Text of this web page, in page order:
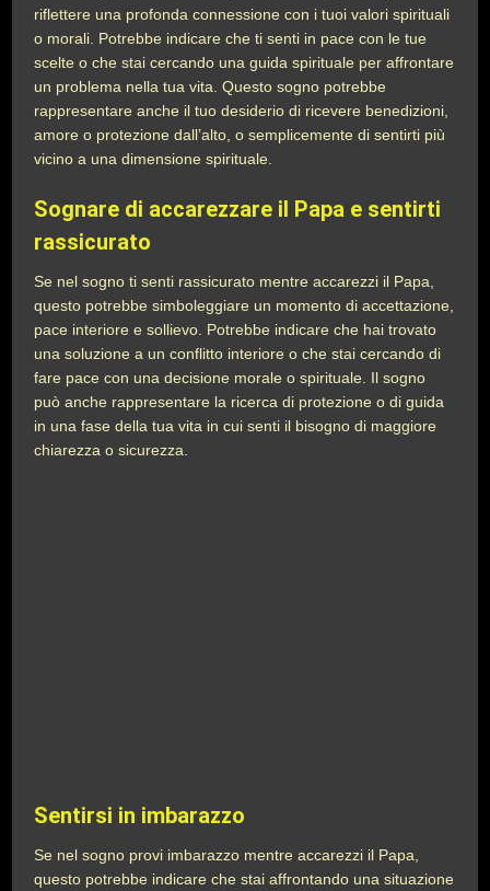
riflettere una profonda connessione con i tuoi valori spirituali
o morali. Potrebbe indicare che ti senti in pace con le tue
scelte o che stai cercando una guida spirituale per affrontare
un problema nella tua vita. Questo sogno potrebbe
rappresentare anche il tuo desiderio di ricevere benedizioni,
amore o protezione dall’alto, o semplicemente di sentirti più
vicino a una dimensione spirituale.
Sognare di accarezzare il Papa e sentirti
rassicurato
Se nel sogno ti senti rassicurato mentre accarezzi il Papa,
questo potrebbe simboleggiare un momento di accettazione,
pace interiore e sollievo. Potrebbe indicare che hai trovato
una soluzione a un conflitto interiore o che stai cercando di
fare pace con una decisione morale o spirituale. Il sogno
può anche rappresentare la ricerca di protezione o di guida
in una fase della tua vita in cui senti il bisogno di maggiore
chiarezza o sicurezza.
Sentirsi in imbarazzo
Se nel sogno provi imbarazzo mentre accarezzi il Papa,
questo potrebbe indicare che stai affrontando una situazione